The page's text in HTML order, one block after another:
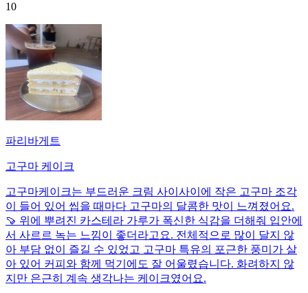
10
파리바게트
고구마 케이크
고구마케이크는 부드러운 크림 사이사이에 작은 고구마 조각
이 들어 있어 씹을 때마다 고구마의 달콤한 맛이 느껴졌어요.
🍠 위에 뿌려진 카스테라 가루가 폭신한 식감을 더해줘 입안에
서 사르르 녹는 느낌이 좋더라고요. 전체적으로 많이 달지 않
아 부담 없이 즐길 수 있었고 고구마 특유의 포근한 풍미가 살
아 있어 커피와 함께 먹기에도 잘 어울렸습니다. 화려하지 않
지만 은근히 계속 생각나는 케이크였어요.